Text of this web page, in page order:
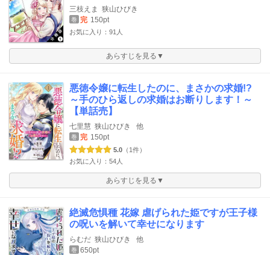
三枝えま 狭山ひびき
巻 完 150pt
お気に入り：91人
あらすじを見る▼
悪徳令嬢に転生したのに、まさかの求婚!?
～手のひら返しの求婚はお断りします！～
【単話売】
七里慧 狭山ひびき 他
巻 完 150pt
5.0 （1件）
お気に入り：54人
あらすじを見る▼
絶滅危惧種 花嫁 虐げられた姫ですが王子様
の呪いを解いて幸せになります
らむだ 狭山ひびき 他
巻 650pt